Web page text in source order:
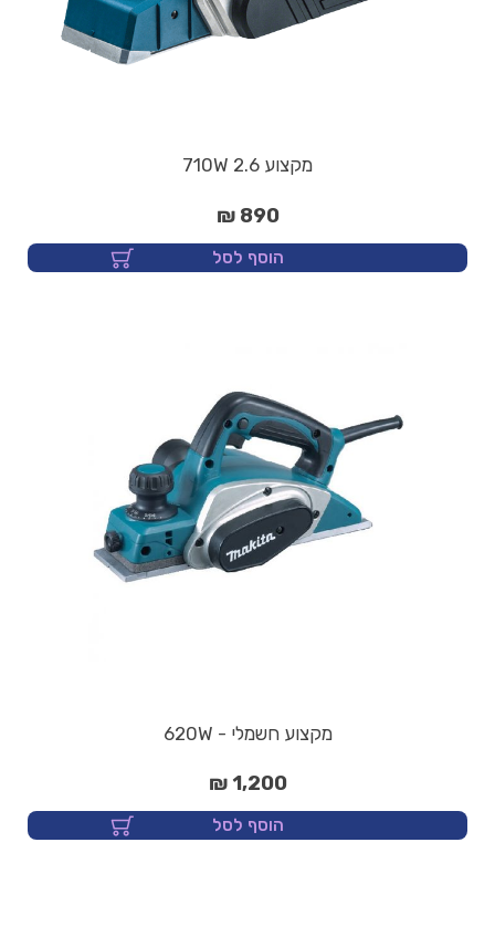
מקצוע 2.6 710W
890 ₪
הוסף לסל
מקצוע חשמלי - 620W
1,200 ₪
הוסף לסל